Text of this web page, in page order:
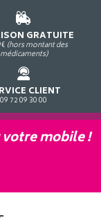
GRATUITE
(hors montant des
médicaments)
CLIENT
09 72 09 30 00
mobile !